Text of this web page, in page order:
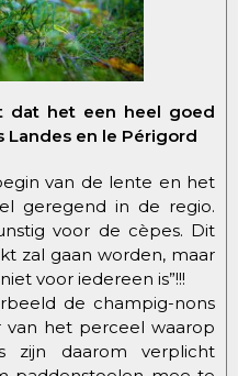
dat het een heel goed
Landes en le Périgord
van de lente en het
geregend in de regio.
voor de cèpes. Dit
zal gaan worden, maar
voor iedereen is”!!!
de champig-nons
van het perceel waarop
zijn daarom verplicht